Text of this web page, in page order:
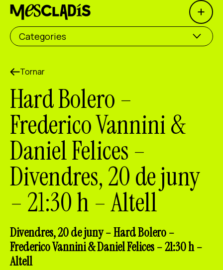
Open
Productora social
Productora d'experiències
Productora d'ocupació
Productora de coneixement
Productora cultural
Agenda
Els nostres tallers
Blog
Contacte
ES CA EN
Categories
Tornar
Hard Bolero –
Frederico Vannini &
Daniel Felices –
Divendres, 20 de juny
– 21:30 h – Altell
Divendres, 20 de juny – Hard Bolero –
Frederico Vannini & Daniel Felices – 21:30 h –
Altell